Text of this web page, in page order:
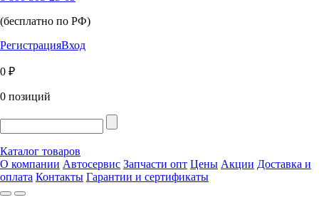
(бесплатно по РФ)
РегистрацияВход
0 ₽
0 позиций
Каталог товаров
О компании Автосервис Запчасти опт Цены Акции Доставка и
оплата Контакты Гарантии и сертификаты